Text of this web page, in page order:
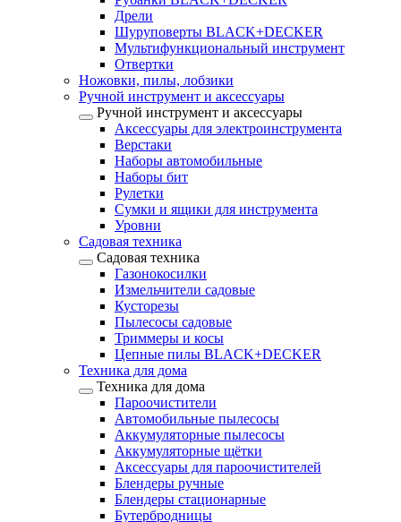
Дрели
Шуруповерты BLACK+DECKER
Мультифункциональный инструмент
Отвертки
Ножовки, пилы, лобзики
Ручной инструмент и аксессуары
Ручной инструмент и аксессуары
Аксессуары для электроинструмента
Верстаки
Наборы автомобильные
Наборы бит
Рулетки
Сумки и ящики для инструмента
Уровни
Садовая техника
Садовая техника
Газонокосилки
Измельчители садовые
Кусторезы
Пылесосы садовые
Триммеры и косы
Цепные пилы BLACK+DECKER
Техника для дома
Техника для дома
Пароочистители
Автомобильные пылесосы
Аккумуляторные пылесосы
Аккумуляторные щётки
Аксессуары для пароочистителей
Блендеры ручные
Блендеры стационарные
Бутербродницы